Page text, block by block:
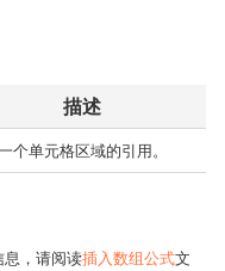
描述
个单元格区域的引用。
，请阅读插入数组公式文